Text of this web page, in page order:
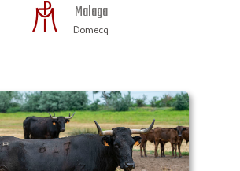
Malaga
Domecq